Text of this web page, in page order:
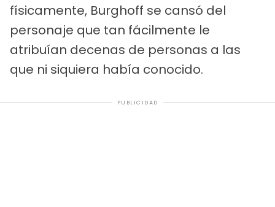
físicamente, Burghoff se cansó del
personaje que tan fácilmente le
atribuían decenas de personas a las
que ni siquiera había conocido.
PUBLICIDAD